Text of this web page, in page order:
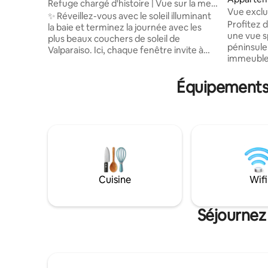
Refuge chargé d'histoire | Vue sur la mer
| Cerro Alegre
✨ Réveillez-vous avec le soleil illuminant
la baie et terminez la journée avec les
plus beaux couchers de soleil de
Valparaiso. Ici, chaque fenêtre invite à
patrimoniale de Cerro Alegre. • Chambre
avec parquet d'origine, vue sur la mer et
ascenseurs et de beaux points de vue.
Vivez l'expérience d'une authentique
maison patrimoniale
Vue
Profitez
une vue
commodités. Chaque
conçu
Cuisine Wifi